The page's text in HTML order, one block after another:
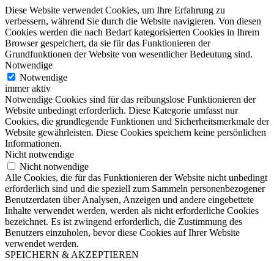
Diese Website verwendet Cookies, um Ihre Erfahrung zu
verbessern, während Sie durch die Website navigieren. Von diesen
Cookies werden die nach Bedarf kategorisierten Cookies in Ihrem
Browser gespeichert, da sie für das Funktionieren der
Grundfunktionen der Website von wesentlicher Bedeutung sind.
Notwendige
Notwendige
immer aktiv
Notwendige Cookies sind für das reibungslose Funktionieren der
Website unbedingt erforderlich. Diese Kategorie umfasst nur
Cookies, die grundlegende Funktionen und Sicherheitsmerkmale der
Website gewährleisten. Diese Cookies speichern keine persönlichen
Informationen.
Nicht notwendige
Nicht notwendige
Alle Cookies, die für das Funktionieren der Website nicht unbedingt
erforderlich sind und die speziell zum Sammeln personenbezogener
Benutzerdaten über Analysen, Anzeigen und andere eingebettete
Inhalte verwendet werden, werden als nicht erforderliche Cookies
bezeichnet. Es ist zwingend erforderlich, die Zustimmung des
Benutzers einzuholen, bevor diese Cookies auf Ihrer Website
verwendet werden.
SPEICHERN & AKZEPTIEREN